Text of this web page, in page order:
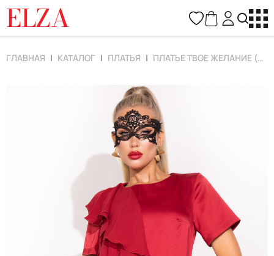
ELZA
ГЛАВНАЯ КАТАЛОГ ПЛАТЬЯ ПЛАТЬЕ ТВОЕ ЖЕЛАНИЕ (БОРДОВЫЙ)